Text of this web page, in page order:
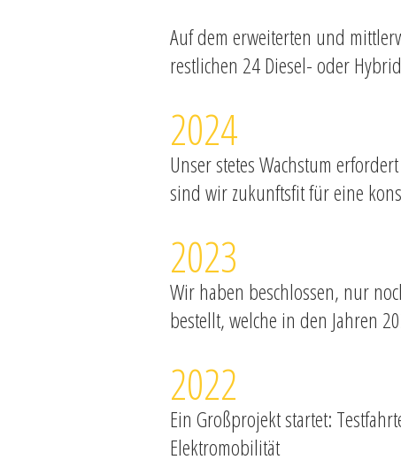
Auf dem erweiterten und
restlichen 24 Diesel- oder
2024
Unser stetes Wachstum
sind wir zukunftsfit für eine
2023
Wir haben beschlossen, nur
bestellt, welche in den Jahren
2022
Ein Großprojekt startet:
Elektromobilität